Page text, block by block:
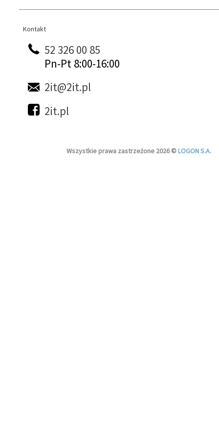
Kontakt
Kontakt
52 326 00 85
Pn-Pt 8:00-16:00
2it@2it.pl
2it.pl
Wszystkie prawa zastrzeżone 2026 ©LOGON S.A.